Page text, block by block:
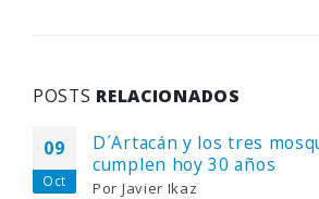
POSTS RELACIONADOS
09
Oct
D´Artacán y los tres
cumplen hoy 30 años
Por Javier Ikaz